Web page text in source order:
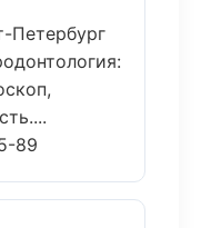
Петербург
89